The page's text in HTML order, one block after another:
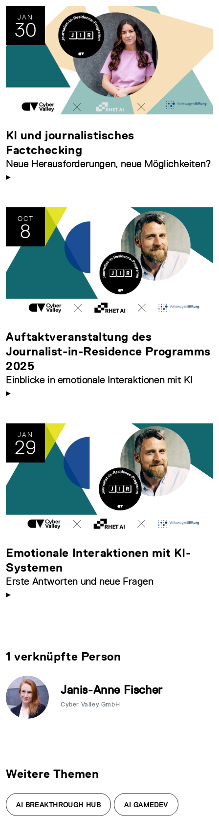
JAN
30
KI und journalistisches
Factchecking
Neue Herausforderungen, neue Möglichkeiten?
OCT
8
Auftaktveranstaltung des
Journalist-in-Residence Programms
2025
Einblicke in emotionale Interaktionen mit KI
JAN
29
Emotionale Interaktionen mit KI-
Systemen
Erste Antworten und neue Fragen
1 verknüpfte Person
Janis-Anne Fischer
Cyber Valley GmbH
Weitere Themen
AI BREAKTHROUGH HUB AI GAMEDEV